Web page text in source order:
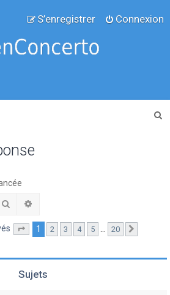
Connexion
S’enregistrer
Rechercher
Page sur20
1 2 3 4 5 … 20
Sujets